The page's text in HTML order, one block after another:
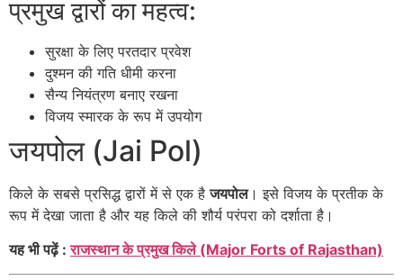
प्रमुख द्वारों का महत्व:
सुरक्षा के लिए परतदार प्रवेश
दुश्मन की गति धीमी करना
सैन्य नियंत्रण बनाए रखना
विजय स्मारक के रूप में उपयोग
जयपोल (Jai Pol)
किले के सबसे प्रसिद्ध द्वारों में से एक हैजयपोल। इसे विजय के प्रतीक के
रूप में देखा जाता है और यह किले की शौर्य परंपरा को दर्शाता है।
यह भी पढ़ें :राजस्थान के प्रमुख किले (Major Forts of Rajasthan)